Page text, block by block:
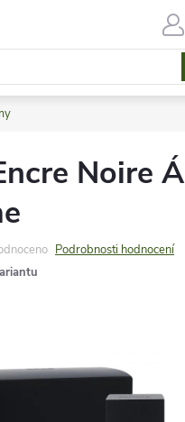
Noire Á
Podrobnosti hodnocení